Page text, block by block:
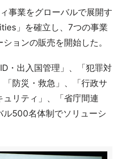
事業をグローバルで展開す
」を確立し、7つの事業
ョンの販売を開始した。
・出入国管理」、「犯罪対
防災・救急」、「行政サ
リティ」、「省庁間連
ル500名体制でソリューシ